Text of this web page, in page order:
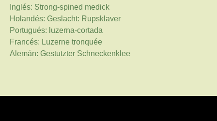
Inglés: Strong-spined medick
Holandés: Geslacht: Rupsklaver
Portugués: luzerna-cortada
Francés: Luzerne tronquée
Alemán: Gestutzter Schneckenklee